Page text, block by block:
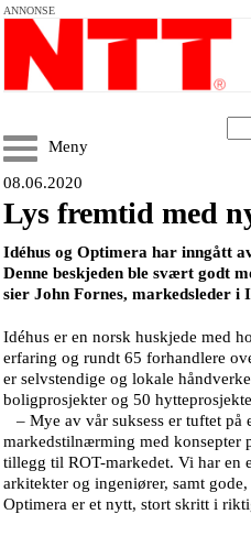
ANNONSE
Meny
08.06.2020
Lys fremtid med
Idéhus og Optimera har inngått
Denne beskjeden ble svært godt
sier John Fornes, markedsleder i
Idéhus er en norsk huskjede med
erfaring og rundt 65 forhandlere
er selvstendige og lokale
boligprosjekter og 50
– Mye av vår suksess er tuftet på
markedstilnærming med
tillegg til ROT-markedet. Vi har en
arkitekter og ingeniører, samt
Optimera er et nytt, stort skritt i